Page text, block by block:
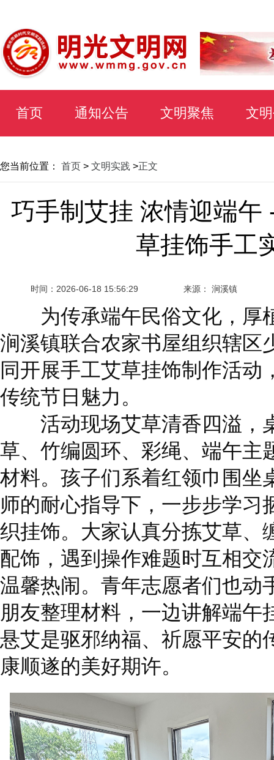
首页 通知公告 文明聚焦 文
您当前位置： 首页 > 文明实践 >正文
巧手制艾挂 浓情迎端午
草挂饰手工
时间： 2026-06-18 15:56:29 来源： 涧溪镇
为传承端午民俗文化，厚
涧溪镇联合农家书屋组织辖区
同开展手工艾草挂饰制作活动
传统节日魅力。
活动现场艾草清香四溢，
草、竹编圆环、彩绳、端午主
材料。孩子们系着红领巾围坐
师的耐心指导下，一步步学习
织挂饰。大家认真分拣艾草、
配饰，遇到操作难题时互相交
温馨热闹。青年志愿者们也动
朋友整理材料，一边讲解端午
悬艾是驱邪纳福、祈愿平安的
康顺遂的美好期许。